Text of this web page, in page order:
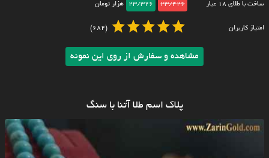
ساخت با طلای ۱۸ عیار 23/426
23/326 هزار تومان
امتیاز کاربران (682)
مشاهده و سفارش از روی این نمونه
پلاک اسم طلا آتنا با سنگ